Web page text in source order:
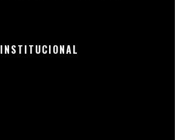
INSTITUCIONAL